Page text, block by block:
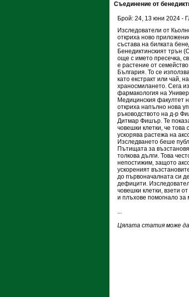
Съединение от
Брой: 24, 13 юни 2024 -
Изследователи от
откриха ново
състава на билката
Бенедиктинският трън
още с името пресечка,
е растение от
България. То се
като екстракт или чай,
храносмилането. Сега
фармакология на
Медицинския факултет
откриха напълно нова
ръководството на д-р
Дитмар Фишър. Те
човешки клетки, че
ускорява растежа на
Изследването беше
Пътищата за
толкова дълги. Това
непостижим, защото
ускореният
до първоначалната си
дефицити.
човешки клетки, взети
и плъхове помогнало за
...
Цялата статия може